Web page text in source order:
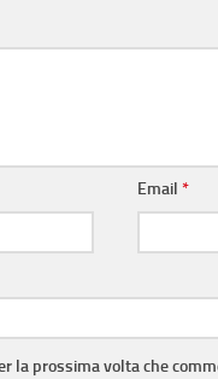
Email*
la prossima volta che